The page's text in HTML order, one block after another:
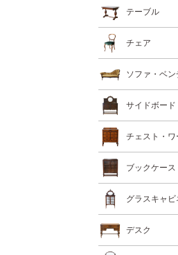
テーブル
チェア
ソファ・ベン
サイドボー
チェスト・
ブックケース
グラスキャビ
デスク